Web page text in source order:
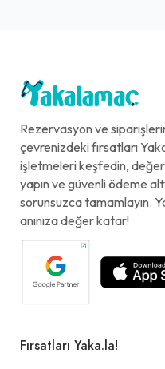
Rezervasyon ve
çevrenizdeki fırsatları
işletmeleri keşfedin,
yapın ve güvenli ödeme
sorunsuzca tamamlayın.
anınıza değer katar!
Fırsatları Yaka.la!